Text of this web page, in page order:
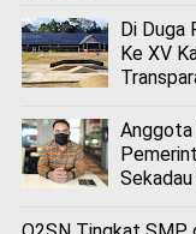
Di Duga
Ke XV
Anggota